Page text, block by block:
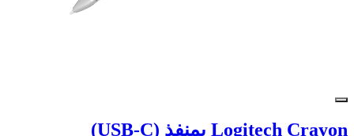
Logitech Crayon بمنفذ (USB-C)